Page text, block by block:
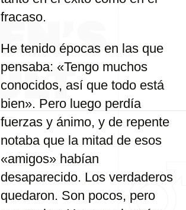
fracaso.
He tenido épocas en las que
pensaba: «Tengo muchos
conocidos, así que todo está
bien». Pero luego perdía
fuerzas y ánimo, y de repente
notaba que la mitad de esos
«amigos» habían
desaparecido. Los verdaderos
quedaron. Son pocos, pero